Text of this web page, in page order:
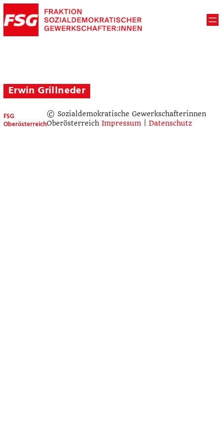
Erwin Grillneder
FSG
Oberösterreich
© Sozialdemokratische Gewerkschafterinnen
Oberösterreich Impressum| Datenschutz